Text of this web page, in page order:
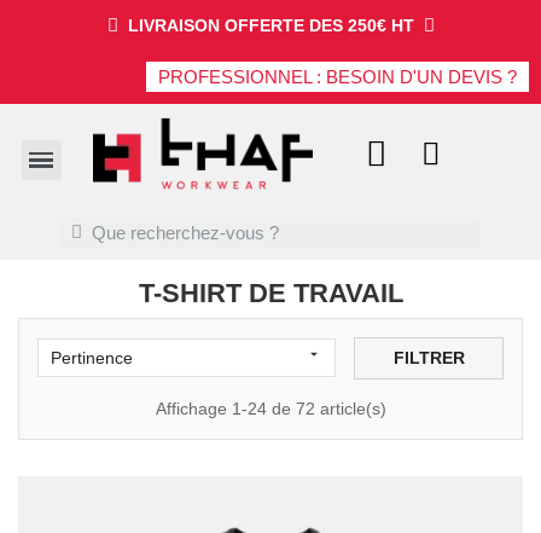
LIVRAISON OFFERTE DES 250€ HT
PROFESSIONNEL : BESOIN D'UN DEVIS ?
T-SHIRT DE TRAVAIL
Pertinence  FILTRER
Affichage 1-24 de 72 article(s)